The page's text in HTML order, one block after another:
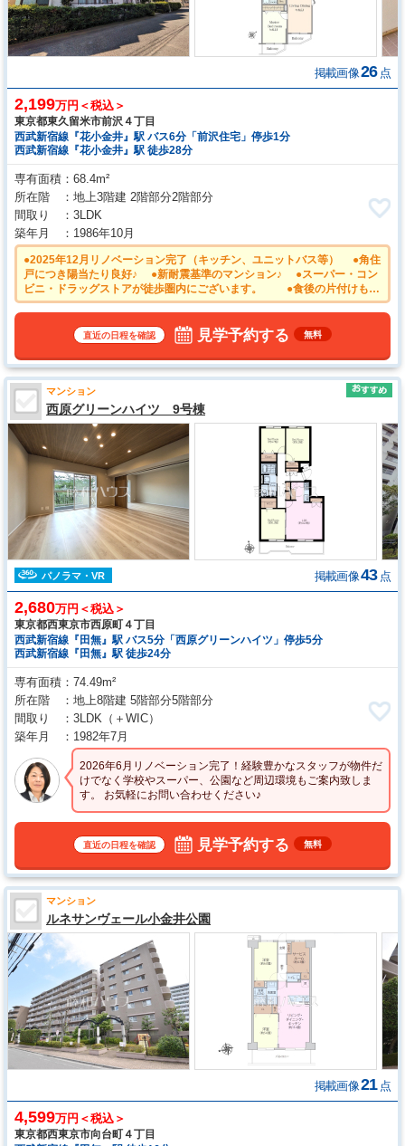
掲載画像26 点
2,199万円＜税込＞
東京都東久留米市前沢４丁目
西武新宿線『花小金井』駅 バス6分「前沢住宅」停歩1分
西武新宿線『花小金井』駅 徒歩28分
専有面積
68.4m²
所在階
地上3階建 2階部分2階部分
間取り
3LDK
築年月
1986年10月
●2025年12月リノベーション完了（キッチン、ユニットバス等） ●角住
戸につき陽当たり良好♪ ●新耐震基準のマンション♪ ●スーパー・コン
ビニ・ドラッグストアが徒歩圏内にございます。 ●食後の片付けもラ
クに、毎日の家事を時短できるようキッチンに食洗機を内蔵しました。
直近の日程を確認 見学予約する 無料
マンション
西原グリーンハイツ 9号棟
パノラマ・VR 掲載画像43 点
2,680万円＜税込＞
東京都西東京市西原町４丁目
西武新宿線『田無』駅 バス5分「西原グリーンハイツ」停歩5分
西武新宿線『田無』駅 徒歩24分
専有面積
74.49m²
所在階
地上8階建 5階部分5階部分
間取り
3LDK （＋WIC）
築年月
1982年7月
2026年6月リノベーション完了！経験豊かなスタッフが物件だ
けでなく学校やスーパー、公園など周辺環境もご案内致しま
す。 お気軽にお問い合わせください♪
直近の日程を確認 見学予約する 無料
マンション
ルネサンヴェール小金井公園
掲載画像21 点
4,599万円＜税込＞
東京都西東京市向台町４丁目